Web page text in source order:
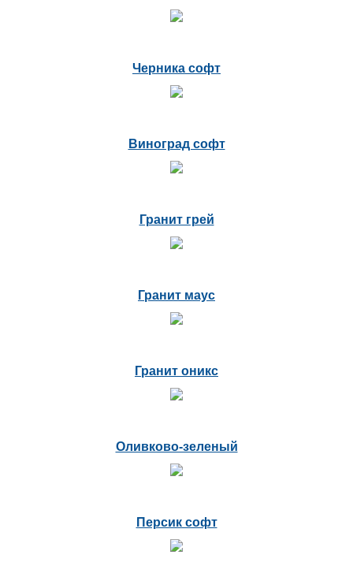
Черника софт
Виноград софт
Гранит грей
Гранит маус
Гранит оникс
Оливково-зеленый
Персик софт